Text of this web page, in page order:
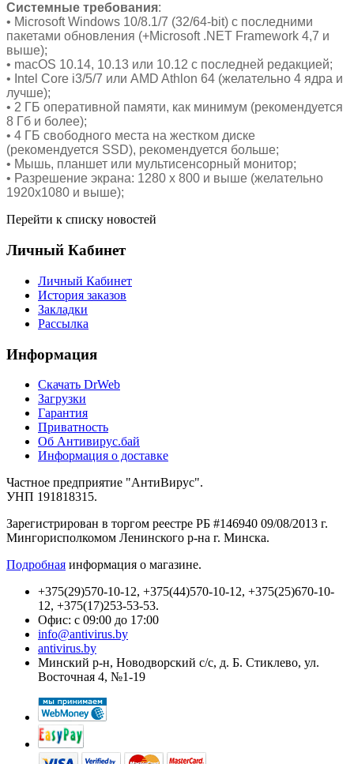
Системные требования:
• Microsoft Windows 10/8.1/7 (32/64-bit) с последними
пакетами обновления (+Microsoft .NET Framework 4,7 и
выше);
• macOS 10.14, 10.13 или 10.12 с последней редакцией;
• Intel Core i3/5/7 или AMD Athlon 64 (желательно 4 ядра и
лучше);
• 2 ГБ оперативной памяти, как минимум (рекомендуется
8 Гб и более);
• 4 ГБ свободного места на жестком диске
(рекомендуется SSD), рекомендуется больше;
• Мышь, планшет или мультисенсорный монитор;
• Разрешение экрана: 1280 x 800 и выше (желательно
1920x1080 и выше);
Перейти к списку новостей
Личный Кабинет
Личный Кабинет
История заказов
Закладки
Рассылка
Информация
Cкачать DrWeb
Загрузки
Гарантия
Приватность
Об Антивирус.бай
Информация о доставке
Частное предприятие "АнтиВирус".
УНП 191818315.
Зарегистрирован в торгом реестре РБ #146940 09/08/2013 г.
Мингорисполкомом Ленинского р-на г. Минска.
Подробная информация о магазине.
+375(29)570-10-12, +375(44)570-10-12, +375(25)670-10-
12, +375(17)253-53-53.
Офис: с 09:00 до 17:00
info@antivirus.by
antivirus.by
Минский р-н, Новодворский с/с, д. Б. Стиклево, ул.
Восточная 4, №1-19